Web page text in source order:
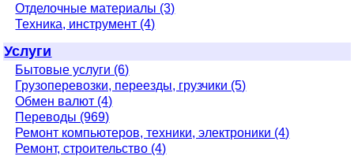
Отделочные материалы (3)
Техника, инструмент (4)
Услуги
Бытовые услуги (6)
Грузоперевозки, переезды, грузчики (5)
Обмен валют (4)
Переводы (969)
Ремонт компьютеров, техники, электроники (4)
Ремонт, строительство (4)